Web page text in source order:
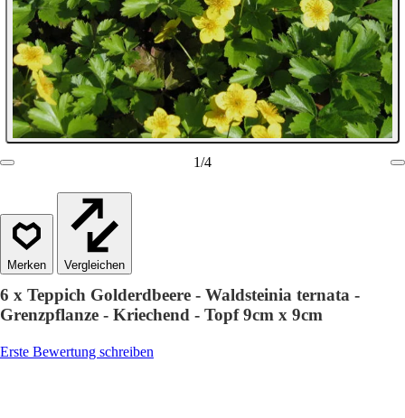
1/4
Vergleichen
6 x Teppich Golderdbeere - Waldsteinia ternata -
Grenzpflanze - Kriechend - Topf 9cm x 9cm
Erste Bewertung schreiben